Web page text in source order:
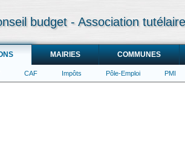
budget - Association
MAIRIES COMMUNES
CAF Impôts Pôle-Emploi PMI